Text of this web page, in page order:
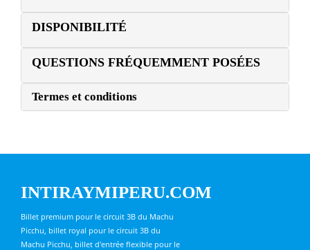
DISPONIBILITÉ
QUESTIONS FRÉQUEMMENT POSÉES
Termes et conditions
INTIRAYMIPERU.COM
Billet premium pour le circuit 3B du Machu
Picchu, billet royal pour le circuit 3B du
Machu Picchu, billet d'entrée flexible pour le